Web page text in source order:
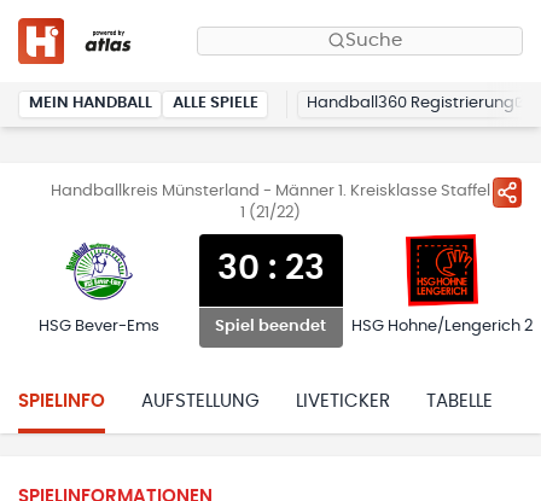
Suche
MEIN HANDBALL ALLE SPIELE Handball360 Registrierung
Handballkreis Münsterland - Männer 1. Kreisklasse Staffel
1 (21/22)
HSG Bever-Ems
30 : 23
Spiel beendet HSG Hohne/Lengerich 2
SPIELINFO AUFSTELLUNG LIVETICKER TABELLE
SPIELINFORMATIONEN